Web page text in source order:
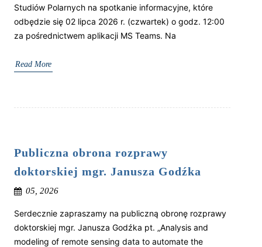
Studiów Polarnych na spotkanie informacyjne, które
odbędzie się 02 lipca 2026 r. (czwartek) o godz. 12:00
za pośrednictwem aplikacji MS Teams. Na
Read More
Publiczna obrona rozprawy
doktorskiej mgr. Janusza Godźka
05, 2026
Serdecznie zapraszamy na publiczną obronę rozprawy
doktorskiej mgr. Janusza Godźka pt. „Analysis and
modeling of remote sensing data to automate the